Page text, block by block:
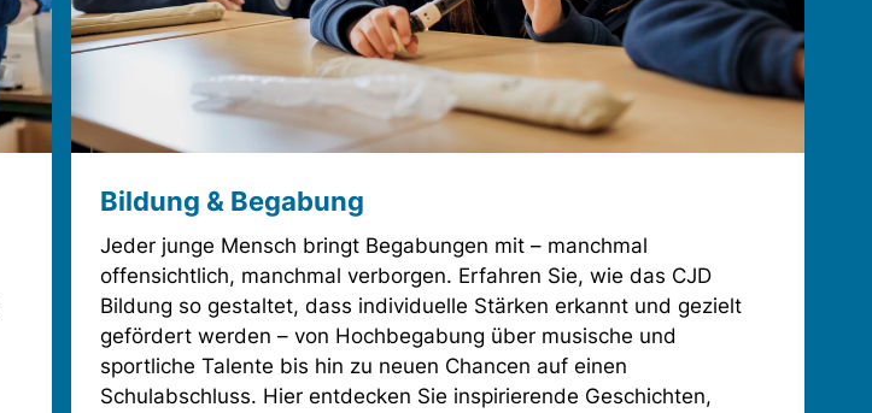
Bildung & Begabung
Jeder junge Mensch bringt Begabungen mit – manchmal
offensichtlich, manchmal verborgen. Erfahren Sie, wie das CJD
Bildung so gestaltet, dass individuelle Stärken erkannt und gezielt
gefördert werden – von Hochbegabung über musische und
sportliche Talente bis hin zu neuen Chancen auf einen
Schulabschluss. Hier entdecken Sie inspirierende Geschichten,